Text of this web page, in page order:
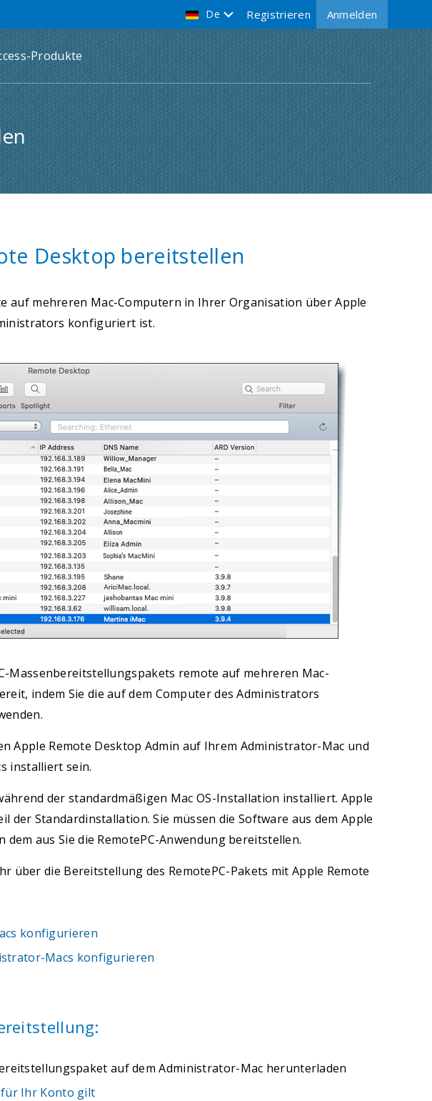
De Anmelden
Registrieren
Produkte
Desktop bereitstellen
auf mehreren Mac-Computern in Ihrer Organisation über Apple
konfiguriert ist.
Massenbereitstellungspakets remote auf mehreren Mac-
indem Sie die auf dem Computer des Administrators
Apple Remote Desktop Admin auf Ihrem Administrator-Mac und
installiert sein.
der standardmäßigen Mac OS-Installation installiert. Apple
der Standardinstallation. Sie müssen die Software aus dem Apple
aus Sie die RemotePC-Anwendung bereitstellen.
über die Bereitstellung des RemotePC-Pakets mit Apple Remote
konfigurieren
Macs konfigurieren
auf dem Administrator-Mac herunterladen
für Ihr Konto gilt